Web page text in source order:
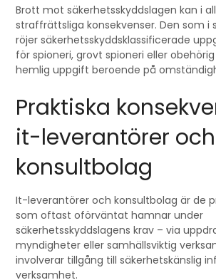
Brott mot säkerhetsskyddslagen kan i
straffrättsliga konsekvenser. Den som i
röjer säkerhetsskyddsklassificerade
för spioneri, grovt spioneri eller
hemlig uppgift beroende på
Praktiska
it-leverantörer och
konsultbolag
It-leverantörer och konsultbolag är de
som oftast oförväntat hamnar under
säkerhetsskyddslagens krav – via
myndigheter eller samhällsviktig
involverar tillgång till säkerhetskänslig
verksamhet.